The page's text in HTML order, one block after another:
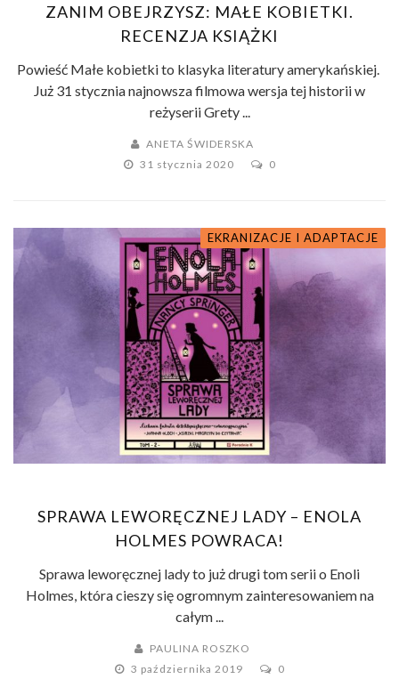
ZANIM OBEJRZYSZ: MAŁE KOBIETKI.
RECENZJA KSIĄŻKI
Powieść Małe kobietki to klasyka literatury amerykańskiej.
Już 31 stycznia najnowsza filmowa wersja tej historii w
reżyserii Grety ...
ANETA ŚWIDERSKA
31 stycznia 2020
0
EKRANIZACJE I ADAPTACJE
SPRAWA LEWORĘCZNEJ LADY – ENOLA
HOLMES POWRACA!
Sprawa leworęcznej lady to już drugi tom serii o Enoli
Holmes, która cieszy się ogromnym zainteresowaniem na
całym ...
PAULINA ROSZKO
3 października 2019
0